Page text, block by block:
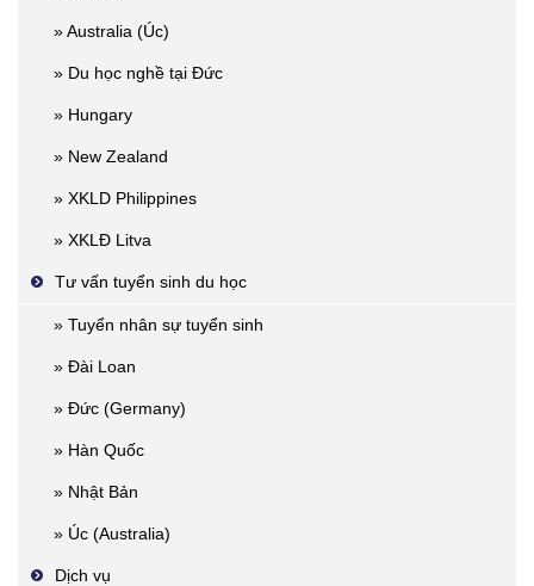
» Australia (Úc)
» Du học nghề tại Đức
» Hungary
» New Zealand
» XKLD Philippines
» XKLĐ Litva
Tư vấn tuyển sinh du học
» Tuyển nhân sự tuyển sinh
» Đài Loan
» Đức (Germany)
» Hàn Quốc
» Nhật Bản
» Úc (Australia)
Dịch vụ